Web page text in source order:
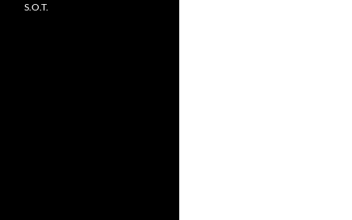
S.O.T.